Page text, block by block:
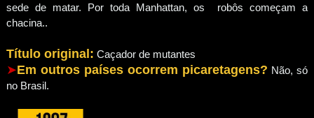
sede de matar. Por toda Manhattan, os robôs começam a
chacina..
Título original: Caçador de mutantes
➤Em outros países ocorrem picaretagens? Não, só
no Brasil.